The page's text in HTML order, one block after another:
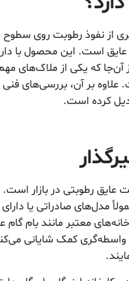
نفوذ رطوبت روی سطوح
عایق است. این محصول با
که یکی از ملاک‌های
کرده است.
عایق رطوبتی در بازار
مدل‌های صادراتی یا
معتبر مانند بام
واسطه‌گری کمک شایانی